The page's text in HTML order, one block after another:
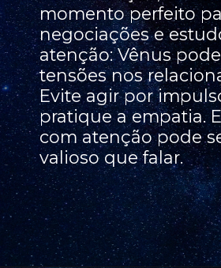
momento perfeito
negociações e
atenção: Vênus
tensões nos
Evite agir por
pratique a empatia.
com atenção pode
valioso que falar.